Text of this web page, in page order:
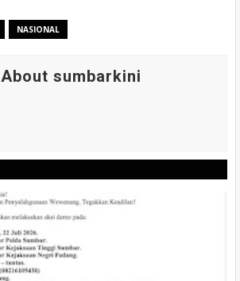
NASIONAL
About sumbarkini